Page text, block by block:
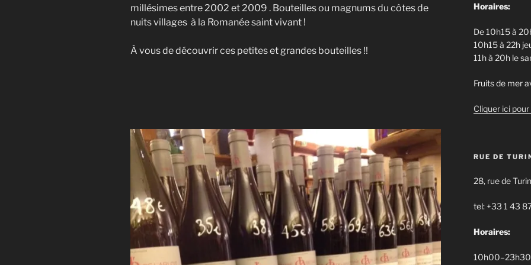
millésimes entre 2002 et 2009 . Bouteilles ou magnums du côtes de
nuits villages à la Romanée saint vivant !
À vous de découvrir ces petites et grandes bouteilles !!
Horaires:
De 10h15 à
10h15 à 22h
11h à 20h le
Fruits de mer
Cliquer ici
RUE DE
28, rue de
tel: +33 1 43
Horaires:
10h00–23h30